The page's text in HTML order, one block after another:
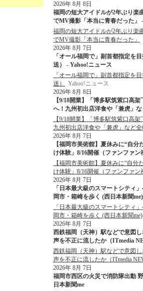
2026年 8月 8日
福岡の短大アイドルが2年ぶり楽
でMV撮影「本当に青春だった」
福岡の短大アイドルが2年ぶり楽
でMV撮影「本当に青春だった」
2026年 8月 7日
「オール福岡で」副首都指定を
送） - Yahoo!ニュース
「オール福岡で」副首都指定を
送）
Yahoo!ニュース
2026年 8月 8日
【9/18開業】「博多駅筑紫口高
へ！九州初出店洋食や「兼虎」
【9/18開業】「博多駅筑紫口高
九州初出店洋食や「兼虎」など全
2026年 8月 7日
【福岡市美術館】夏休みに“自
け体験」8/16開催（ファンファ
【福岡市美術館】夏休みに“自
け体験」8/16開催（ファンファン
2026年 8月 7日
「日本最大級のスマートシティ
岡市・箱崎を歩く (西日本新聞
「日本最大級のスマートシティ
岡市・箱崎を歩く (西日本新聞me)
2026年 8月 7日
西鉄福岡（天神）駅などで意図
声を不正に流したか（ITmedia
西鉄福岡（天神）駅などで意図
声を不正に流したか（ITmedia
2026年 8月 7日
福岡市西区の火災で消防隊出動
日本新聞me